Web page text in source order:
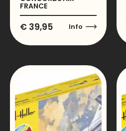
FRANCE
€ 39,95 Info